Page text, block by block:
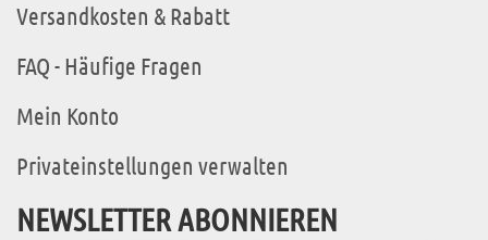
Versandkosten & Rabatt
FAQ - Häufige Fragen
Mein Konto
Privateinstellungen verwalten
NEWSLETTER ABONNIEREN